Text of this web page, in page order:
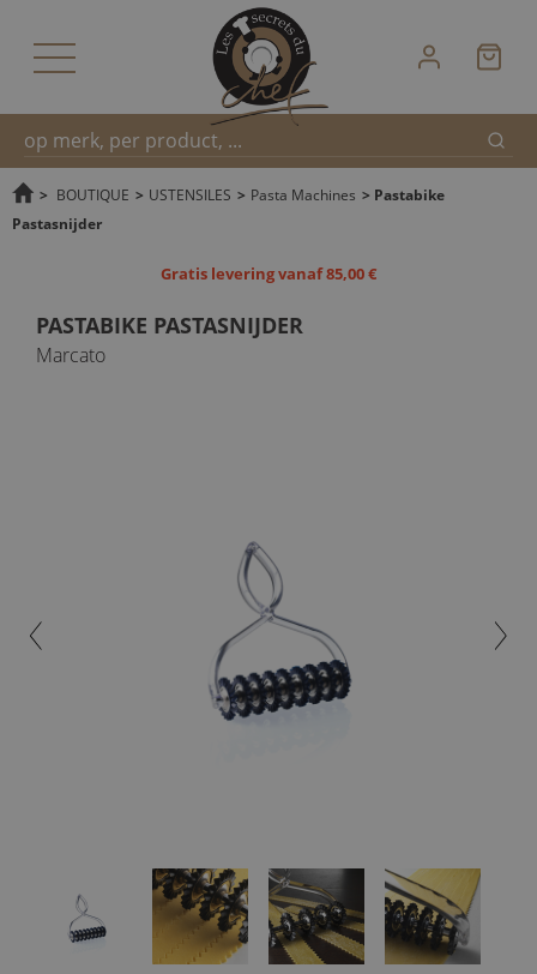
Snel
> BOUTIQUE > USTENSILES > Pasta Machines > Pastabike
Pastasnijder
Gratis levering vanaf 85,00 €
PASTABIKE PASTASNIJDER
Marcato